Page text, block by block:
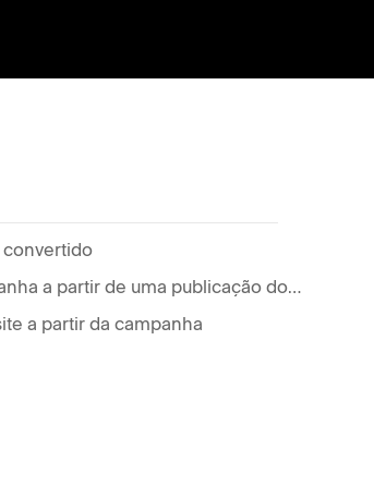
Criar uma campanha a partir de uma publicação do blog
a partir da campanha